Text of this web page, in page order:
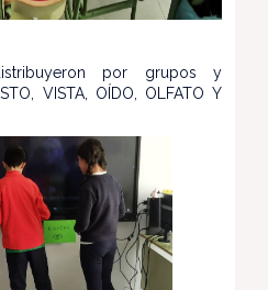
por grupos y
VISTA, OÍDO, OLFATO Y